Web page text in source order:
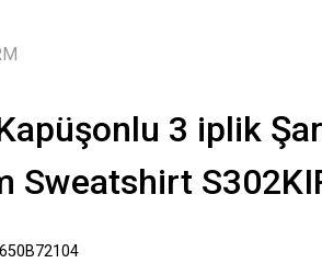
Kapüşonlu 3 iplik
Sweatshirt